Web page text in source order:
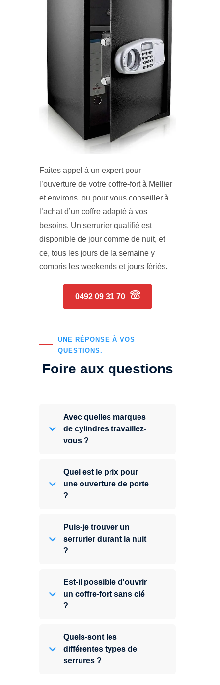
Faites appel à un expert pour
l’ouverture de votre coffre-fort à Mellier
et environs, ou pour vous conseiller à
l’achat d’un coffre adapté à vos
besoins. Un serrurier qualifié est
disponible de jour comme de nuit, et
ce, tous les jours de la semaine y
compris les weekends et jours fériés.
0492 09 31 70
UNE RÉPONSE À VOS
QUESTIONS.
Foire aux questions
Avec quelles marques
de cylindres travaillez-
vous ?
Quel est le prix pour
une ouverture de porte
?
Puis-je trouver un
serrurier durant la nuit
?
Est-il possible d'ouvrir
un coffre-fort sans clé
?
Quels-sont les
différentes types de
serrures ?